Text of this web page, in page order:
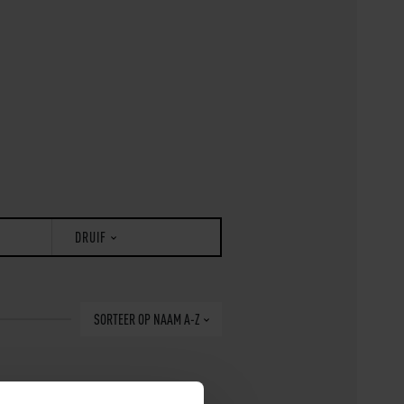
DRUIF
SORTEER OP NAAM A-Z